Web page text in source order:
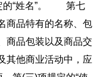
的“姓名”。 第七
商品特有的名称、包
商品包装以及商品交
其他商业活动中，应